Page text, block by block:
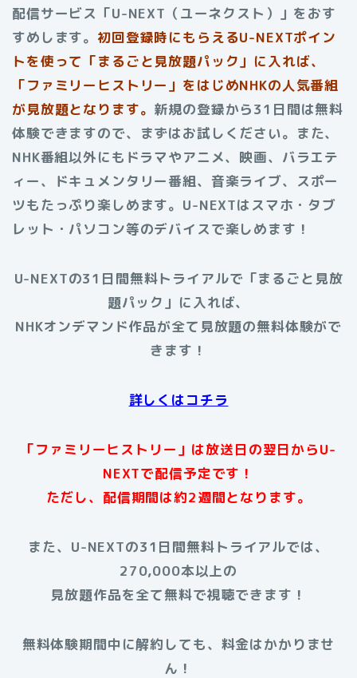
配信サービス「U-NEXT（ユーネクスト）」をおす
すめします。 初回登録時にもらえるU-NEXTポイン
トを使って「まるごと見放題パック」に入れば、
「ファミリーヒストリー」をはじめNHKの人気番組
が見放題となります。 新規の登録から31日間は無料
体験できますので、まずはお試しください。また、
NHK番組以外にもドラマやアニメ、映画、バラエテ
ィー、ドキュメンタリー番組、音楽ライブ、スポー
ツもたっぷり楽しめます。U-NEXTはスマホ・タブ
レット・パソコン等のデバイスで楽しめます！
U-NEXTの31日間無料トライアルで「まるごと見放
題パック」に入れば、
NHKオンデマンド作品が全て見放題の無料体験がで
きます！
詳しくはコチラ
「ファミリーヒストリー」は放送日の翌日からU-
NEXTで配信予定です！
ただし、配信期間は約2週間となります。
また、U-NEXTの31日間無料トライアルでは、
270,000本以上の
見放題作品を全て無料で視聴できます！
無料体験期間中に解約しても、料金はかかりませ
ん！